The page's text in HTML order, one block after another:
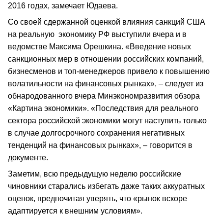
2016 годах, замечает Юдаева.
Со своей сдержанной оценкой влияния санкций США
на реальную экономику РФ выступили вчера и в
ведомстве Максима Орешкина. «Введение новых
санкционных мер в отношении российских компаний,
бизнесменов и топ-менеджеров привело к повышению
волатильности на финансовых рынках», – следует из
обнародованного вчера Минэкономразвития обзора
«Картина экономики». «Последствия для реального
сектора российской экономики могут наступить только
в случае долгосрочного сохранения негативных
тенденций на финансовых рынках», – говорится в
документе.
Заметим, всю предыдущую неделю российские
чиновники старались избегать даже таких аккуратных
оценок, предпочитая уверять, что «рынок вскоре
адаптируется к внешним условиям».